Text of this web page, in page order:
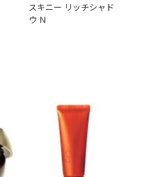
スキニー リッチシャド
ウ Ｎ